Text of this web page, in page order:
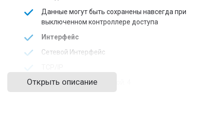
Данные могут быть сохранены навсегда при
выключенном контроллере доступа
Интерфейс
Сетевой Интерфейс
Управление Блокировкой: 4
Открыть описание